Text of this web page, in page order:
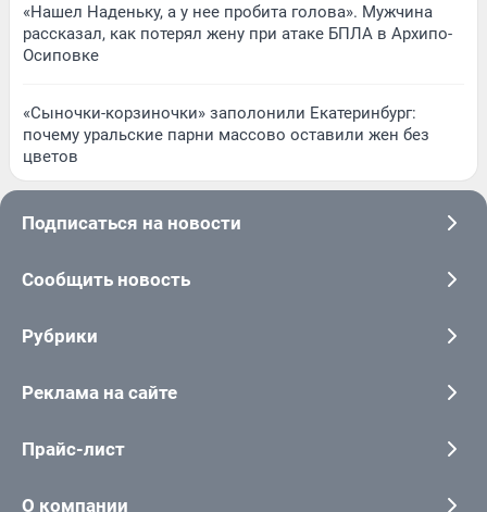
«Нашел Наденьку, а у нее пробита голова». Мужчина
рассказал, как потерял жену при атаке БПЛА в Архипо-
Осиповке
«Сыночки-корзиночки» заполонили Екатеринбург:
почему уральские парни массово оставили жен без
цветов
Подписаться на новости
Сообщить новость
Рубрики
Реклама на сайте
Прайс-лист
О компании